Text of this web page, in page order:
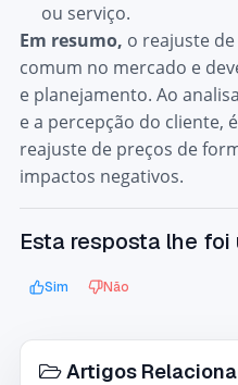
ou serviço.
Em resumo, o reajuste
comum no mercado e
e planejamento. Ao
e a percepção do cliente,
reajuste de preços de
impactos negativos.
Esta resposta lhe foi
Sim Não
Artigos